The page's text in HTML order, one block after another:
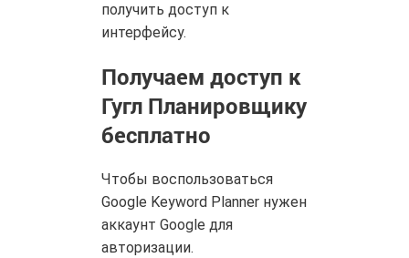
получить доступ к
интерфейсу.
Получаем доступ к
Гугл Планировщику
бесплатно
Чтобы воспользоваться
Google Keyword Planner нужен
аккаунт Google для
авторизации.